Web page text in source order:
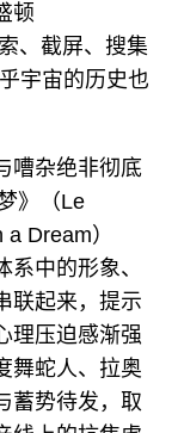
顿
、截屏、搜集
宇宙的历史也
嘈杂绝非彻底
》（Le
Dream）
中的形象、
联起来，提示
理压迫感渐强
舞蛇人、拉奥
蓄势待发，取